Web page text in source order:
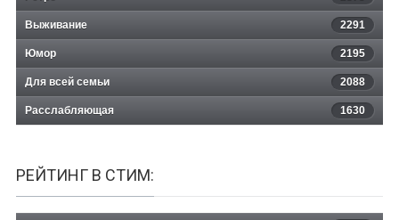
Выживание 2291
Юмор 2195
Для всей семьи 2088
Расслабляющая 1630
РЕЙТИНГ В СТИМ: